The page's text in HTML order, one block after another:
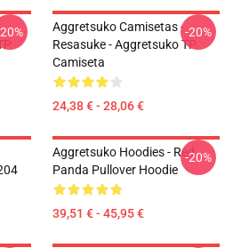
Aggretsuko Camisetas -
Resasuke - Aggretsuko TP
Camiseta
24,38 € - 28,06 €
-20%
Aggretsuko Hoodies - Red
Panda Pullover Hoodie
39,51 € - 45,95 €
-20%